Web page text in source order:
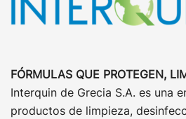
FÓRMULAS QUE PROTEGEN,
Interquin de Grecia S.A. es una
productos de limpieza,